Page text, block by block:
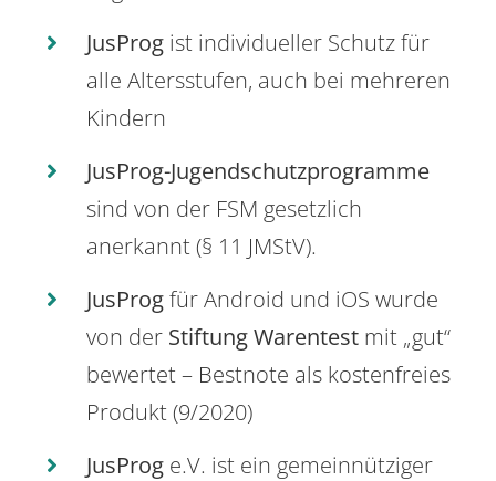
JusProg ist individueller Schutz für
alle Altersstufen, auch bei mehreren
Kindern
JusProg-Jugendschutzprogramme
sind von der FSM gesetzlich
anerkannt (§ 11 JMStV).
JusProgfür Android und iOS wurde
von der Stiftung Warentest mit „gut“
bewertet – Bestnote als kostenfreies
Produkt (9/2020)
JusProg e.V. ist ein gemeinnütziger